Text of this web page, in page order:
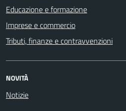
Educazione e formazione
Imprese e commercio
Tributi, finanze e contravvenzioni
NOVITÀ
Notizie